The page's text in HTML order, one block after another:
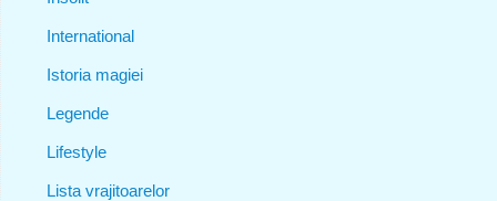
International
Istoria magiei
Legende
Lifestyle
Lista vrajitoarelor